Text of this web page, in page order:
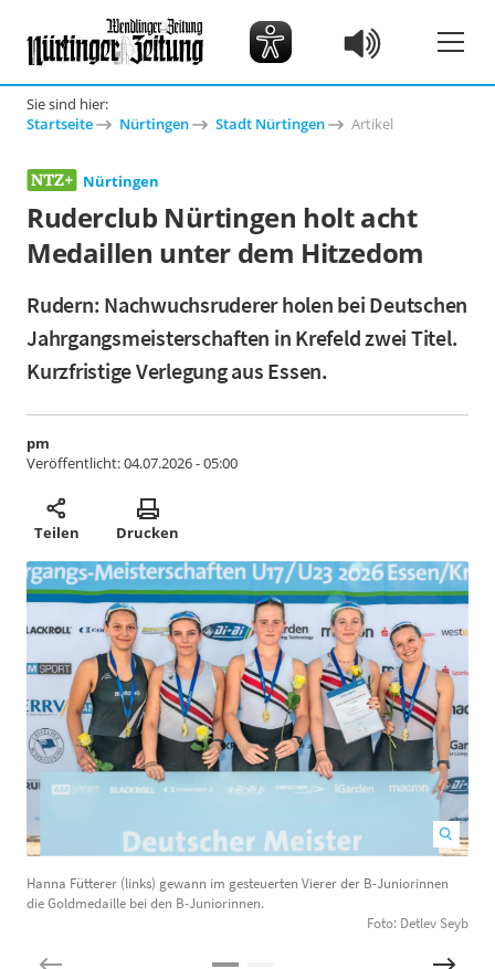
Sie sind hier:
Startseite
Nürtingen Stadt Nürtingen Artikel
Nürtingen
Ruderclub Nürtingen holt acht
Medaillen unter dem Hitzedom
Rudern: Nachwuchsruderer holen bei Deutschen
Jahrgangsmeisterschaften in Krefeld zwei Titel.
Kurzfristige Verlegung aus Essen.
pm
Veröffentlicht:04.07.2026 - 05:00
Teilen Drucken
Hanna Fütterer (links) gewann im gesteuerten Vierer der B-Juniorinnen
die Goldmedaille bei den B-Juniorinnen.
Foto: Detlev Seyb